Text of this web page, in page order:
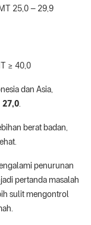
25,0 – 29,9
≥ 40,0
dan Asia,
27,0.
berat badan,
penurunan
pertanda masalah
sulit mengontrol